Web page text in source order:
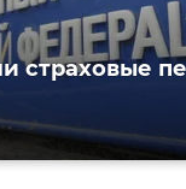
страховые